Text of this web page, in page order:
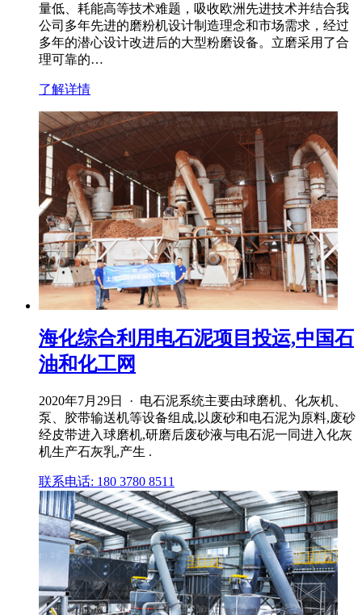
量低、耗能高等技术难题，吸收欧洲先进技术并结合我
公司多年先进的磨粉机设计制造理念和市场需求，经过
多年的潜心设计改进后的大型粉磨设备。立磨采用了合
理可靠的…
了解详情
海化综合利用电石泥项目投运,中国石
油和化工网
2020年7月29日 · 电石泥系统主要由球磨机、化灰机、
泵、胶带输送机等设备组成,以废砂和电石泥为原料,废砂
经皮带进入球磨机,研磨后废砂液与电石泥一同进入化灰
机生产石灰乳,产生 .
联系电话: 180 3780 8511